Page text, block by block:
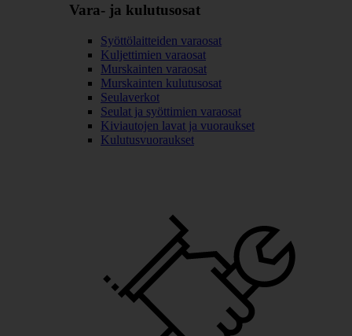
Vara- ja kulutusosat
Syöttölaitteiden varaosat
Kuljettimien varaosat
Murskainten varaosat
Murskainten kulutusosat
Seulaverkot
Seulat ja syöttimien varaosat
Kiviautojen lavat ja vuoraukset
Kulutusvuoraukset